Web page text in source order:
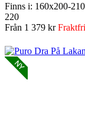
Finns i: 160x200-
220
Från 1 379 kr